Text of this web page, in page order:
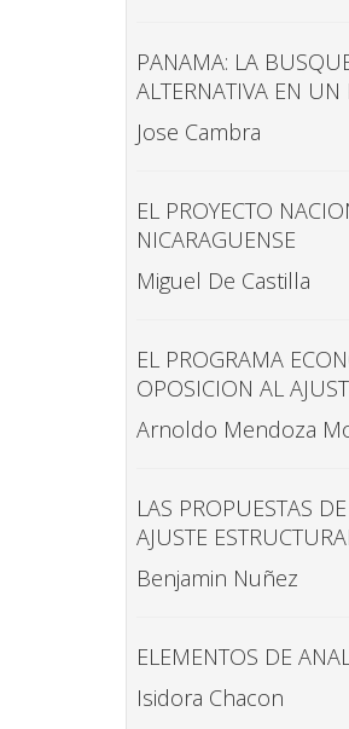
PANAMA: LA
ALTERNATIVA EN
Jose Cambra
EL PROYECTO
NICARAGUENSE
Miguel De Castilla
EL PROGRAMA
OPOSICION AL
Arnoldo Mendoza
LAS PROPUESTAS
AJUSTE
Benjamin Nuñez
ELEMENTOS DE
Isidora Chacon